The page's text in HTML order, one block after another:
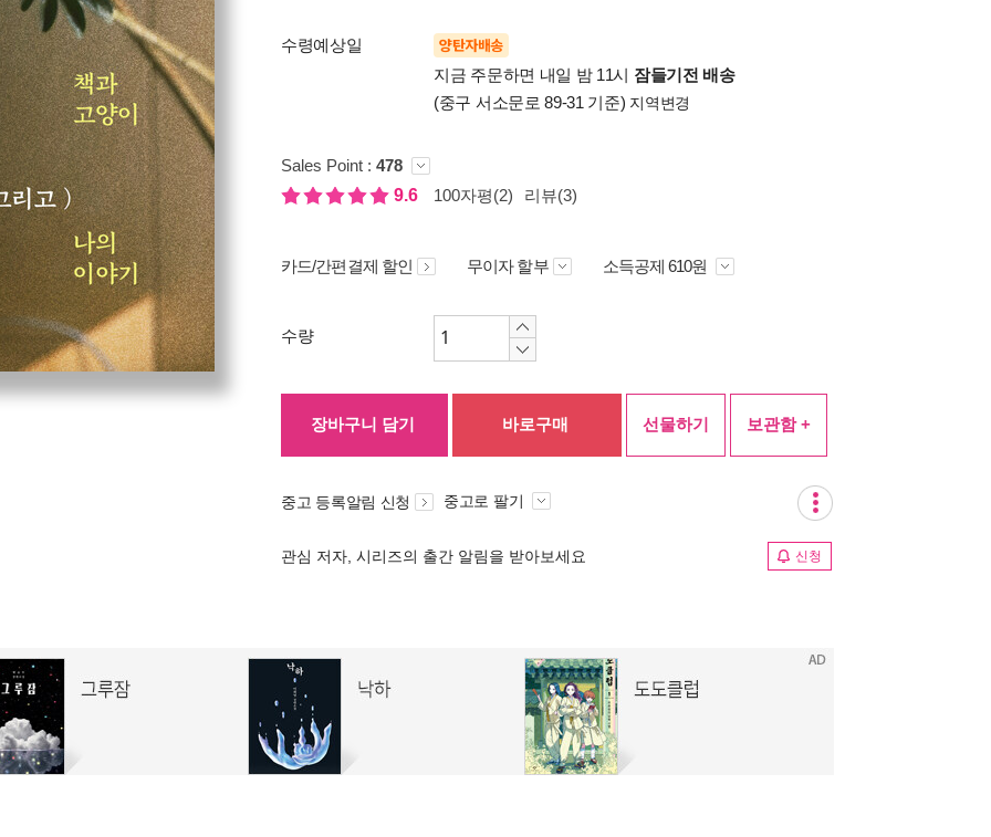
수령예상일 양탄자배송
지금 주문하면 내일 밤 11시 잠들기전 배송
(중구 서소문로 89-31 기준) 지역변경
Sales Point : 478
9.6
100자평(2) 리뷰(3)
카드/간편결제 할인 무이자 할부 소득공제 610원
수량
장바구니 담기 바로구매 선물하기 보관함 +
중고 등록알림 신청 중고로 팔기
관심 저자, 시리즈의 출간 알림을 받아보세요 신청